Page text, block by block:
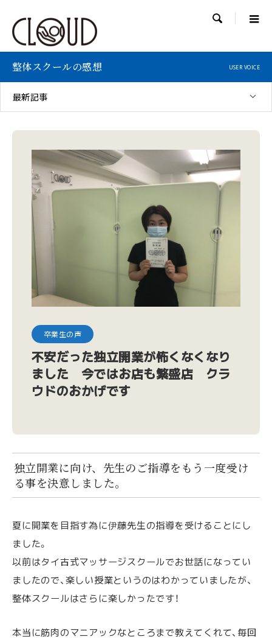

整体スクールの感想 USER VOICE
最新記事
卒業生の声
不安だった独立開業が怖くなくなり
ました 今ではお店も繁盛店 クラ
ウドのおかげです
独立開業に向け、先生のご指導をもう一度受け
る事を決意しました。
夏に開業を目指す為に伊藤先生の指導を受けることにし
ました。
以前はタイ古式マッサージスクールでお世話になってい
ましたので、楽しい授業というのはわかっていましたが、
整体スクールはさらに楽しかったです！
本当に筋肉のマニアックなところまで教えてくれて、毎回